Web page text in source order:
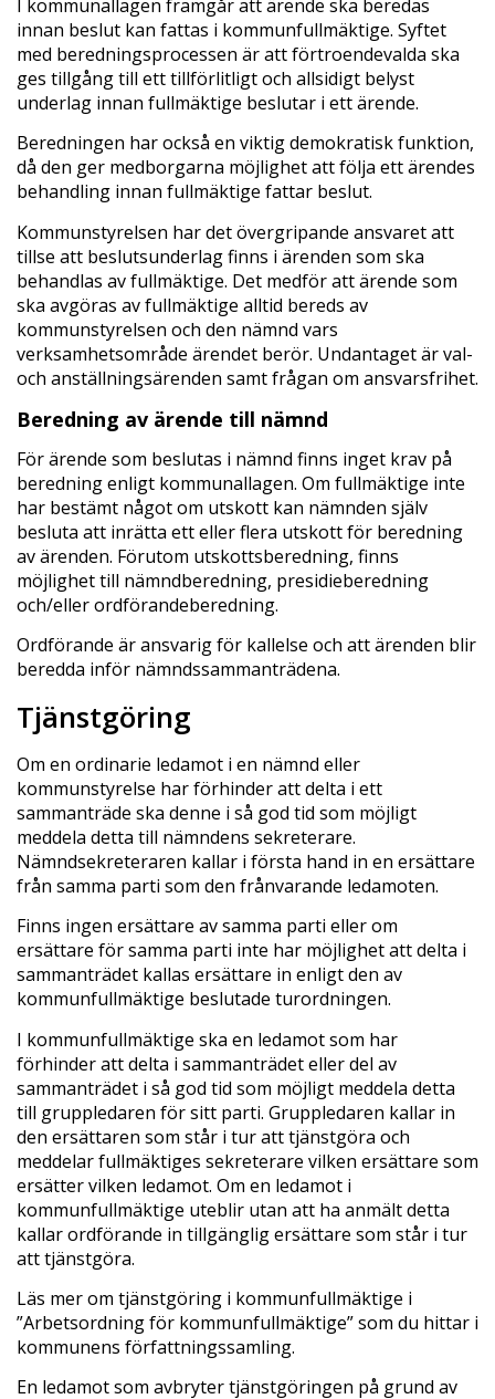
I kommunallagen framgår att ärende ska beredas
innan beslut kan fattas i kommunfullmäktige. Syftet
med beredningsprocessen är att förtroendevalda ska
ges tillgång till ett tillförlitligt och allsidigt belyst
underlag innan fullmäktige beslutar i ett ärende.
Beredningen har också en viktig demokratisk funktion,
då den ger medborgarna möjlighet att följa ett ärendes
behandling innan fullmäktige fattar beslut.
Kommunstyrelsen har det övergripande ansvaret att
tillse att beslutsunderlag finns i ärenden som ska
behandlas av fullmäktige. Det medför att ärende som
ska avgöras av fullmäktige alltid bereds av
kommunstyrelsen och den nämnd vars
verksamhetsområde ärendet berör. Undantaget är val-
och anställningsärenden samt frågan om ansvarsfrihet.
Beredning av ärende till nämnd
För ärende som beslutas i nämnd finns inget krav på
beredning enligt kommunallagen. Om fullmäktige inte
har bestämt något om utskott kan nämnden själv
besluta att inrätta ett eller flera utskott för beredning
av ärenden. Förutom utskottsberedning, finns
möjlighet till nämndberedning, presidieberedning
och/eller ordförandeberedning.
Ordförande är ansvarig för kallelse och att ärenden blir
beredda inför nämndssammanträdena.
Tjänstgöring
Om en ordinarie ledamot i en nämnd eller
kommunstyrelse har förhinder att delta i ett
sammanträde ska denne i så god tid som möjligt
meddela detta till nämndens sekreterare.
Nämndsekreteraren kallar i första hand in en ersättare
från samma parti som den frånvarande ledamoten.
Finns ingen ersättare av samma parti eller om
ersättare för samma parti inte har möjlighet att delta i
sammanträdet kallas ersättare in enligt den av
kommunfullmäktige beslutade turordningen.
I kommunfullmäktige ska en ledamot som har
förhinder att delta i sammanträdet eller del av
sammanträdet i så god tid som möjligt meddela detta
till gruppledaren för sitt parti. Gruppledaren kallar in
den ersättaren som står i tur att tjänstgöra och
meddelar fullmäktiges sekreterare vilken ersättare som
ersätter vilken ledamot. Om en ledamot i
kommunfullmäktige uteblir utan att ha anmält detta
kallar ordförande in tillgänglig ersättare som står i tur
att tjänstgöra.
Läs mer om tjänstgöring i kommunfullmäktige i
”Arbetsordning för kommunfullmäktige” som du hittar i
kommunens författningssamling.
En ledamot som avbryter tjänstgöringen på grund av